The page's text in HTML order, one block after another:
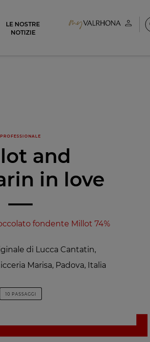
Il mio
LE NOSTRE
NOTIZIE
PROFESSIONALE
and
in love
fondente Millot 74%
di Lucca Cantatin,
Marisa, Padova, Italia
10 PASSAGGI